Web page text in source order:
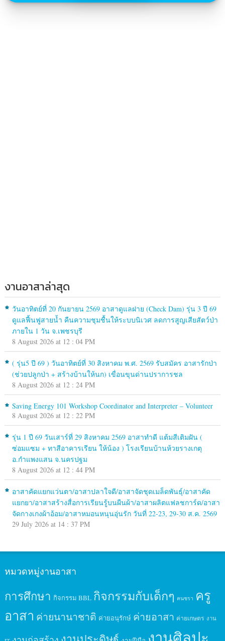
งานอาสาล่าสุด
วันอาทิตย์ที่ 20 กันยายน 2569 อาสาดูแลฝาย (Check Dam) รุ่น 3 ปี 69
ดูแลฟื้นฟูสายน้ำ คืนความชุมชื้นให้ระบบนิเวศ ลดการสูญเสียสัตว์ป่า
ภายใน 1 วัน จ.เพชรบุรี
8 August 2026 at 12 : 04 PM
( รุ่น5 ปี 69 ) วันอาทิตย์ที่ 30 สิงหาคม พ.ศ. 2569 รับสมัคร อาสารักป่า
(ช่วยปลูกป่า + สร้างบ้านให้นก) เขื่อนขุนด่านปราการชล
8 August 2026 at 12 : 24 PM
Saving Energy 101 Workshop Coordinator and Interpreter – Volunteer
8 August 2026 at 12 : 22 PM
รุ่น 1 ปี 69 วันเสาร์ที่ 29 สิงหาคม 2569 อาสาทำดี แต้มสีเติมฝัน (
ซ่อมแซม + ทาสีอาคารเรียน ให้น้อง ) โรงเรียนบ้านห้วยรางเกตุ
อ.กำแพงแสน จ.นครปฐม
8 August 2026 at 12 : 44 PM
อาสาคัดแยกแว่นตา/อาสาปลาใจดี/อาสาจัดชุดเมล็ดพันธุ์/อาสาคัด
แยกยา/อาสาสร้างสื่อการเรียนรู้บนผืนผ้า/อาสาผลิตแฟลชการ์ด/อาสา
จัดกางเกงผ้าอ้อม/อาสาหมอนหนุนอุ่นรัก วันที่ 22-23, 29-30 ส.ค. 2569
29 July 2026 at 14 : 37 PM
หมวดหมู่งานอาสา
การศึกษา กิจกรรม BBL กิจกรรมกับเด็กๆ คนชรา ครู
อาสา ค่ายนานาชาติ ค่ายอนุรักษ์ ค่ายอาสา ค่ายเกษตร งาน